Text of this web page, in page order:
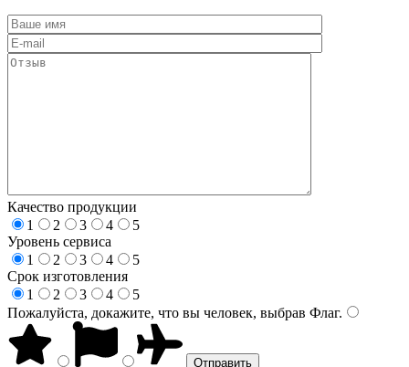
Качество продукции
1
2 3 4
5
Уровень сервиса
1
2 3 4
5
Срок изготовления
1
2 3 4
5
Пожалуйста, докажите, что вы человек, выбрав Флаг.